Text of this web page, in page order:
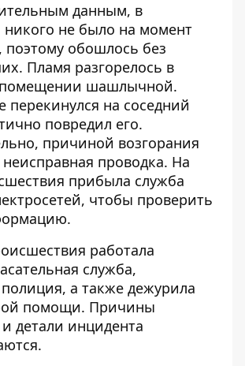
данным, в
не было на момент
поэтому обошлось без
Пламя разгорелось в
шашлычной.
перекинулся на соседний
повредил его.
причиной возгорания
неисправная проводка. На
прибыла служба
чтобы проверить
работала
служба,
а также дежурила
помощи. Причины
детали инцидента